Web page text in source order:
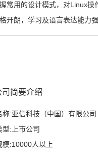
常用的设计模式，对Linux操
开朗，学习及语言表达能力
司简要介绍
称:亚信科技（中国）有限公司
型:上市公司
模:10000人以上